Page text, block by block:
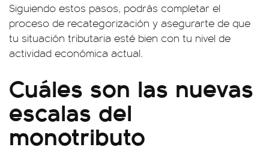
Siguiendo estos pasos, podrás completar el
proceso de recategorización y asegurarte de que
tu situación tributaria esté bien con tu nivel de
actividad económica actual.
Cuáles son las nuevas
escalas del
monotributo